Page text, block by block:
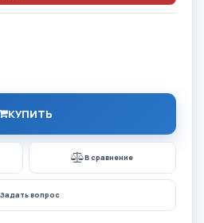
КУПИТЬ
В сравнение
Задать вопрос